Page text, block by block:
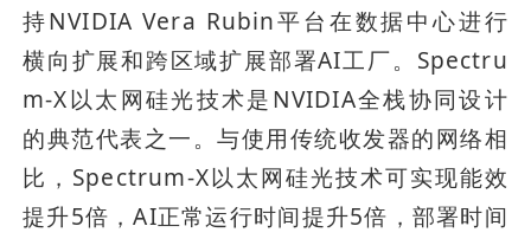
持NVIDIA Vera Rubin平台在数据中心进行
横向扩展和跨区域扩展部署AI工厂。Spectru
m-X以太网硅光技术是NVIDIA全栈协同设计
的典范代表之一。与使用传统收发器的网络相
比，Spectrum-X以太网硅光技术可实现能效
提升5倍，AI正常运行时间提升5倍，部署时间